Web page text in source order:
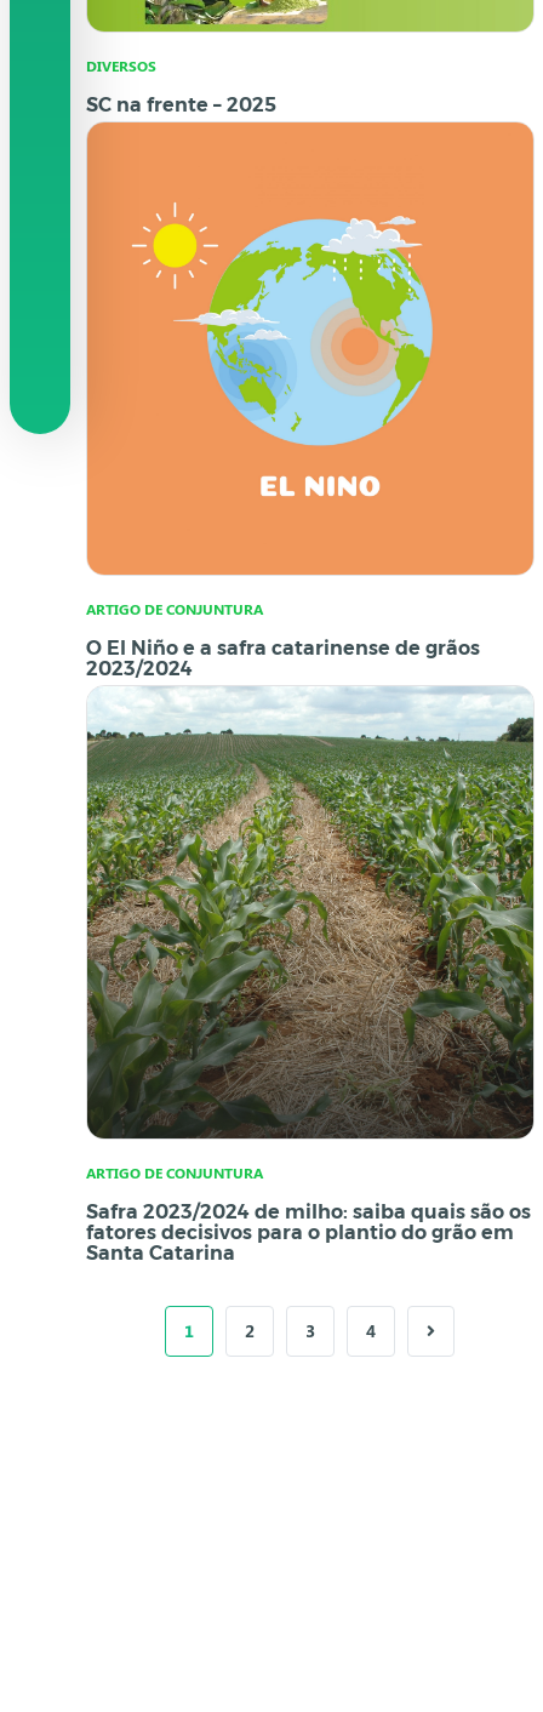
DIVERSOS
SC na frente – 2025
ARTIGO DE CONJUNTURA
O El Niño e a safra catarinense de grãos
2023/2024
ARTIGO DE CONJUNTURA
Safra 2023/2024 de milho: saiba quais são os
fatores decisivos para o plantio do grão em
Santa Catarina
1 2 3 4